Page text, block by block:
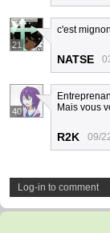
21
c'est
NATSE
40
Mais vous
R2K 09/
Log-in to comment